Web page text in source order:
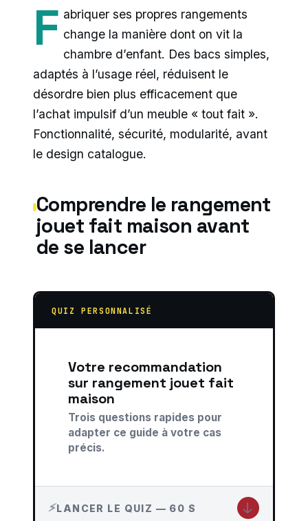
F abriquer ses propres rangements
change la manière dont on vit la
chambre d’enfant. Des bacs simples,
adaptés à l’usage réel, réduisent le
désordre bien plus efficacement que
l’achat impulsif d’un meuble « tout fait ».
Fonctionnalité, sécurité, modularité, avant
le design catalogue.
Comprendre le rangement
jouet fait maison avant
de se lancer
QUIZ PERSONNALISÉ
Votre recommandation
sur rangement jouet fait
maison
Trois questions rapides pour
adapter ce guide à votre cas
précis.
LANCER LE QUIZ — 60 S ↓